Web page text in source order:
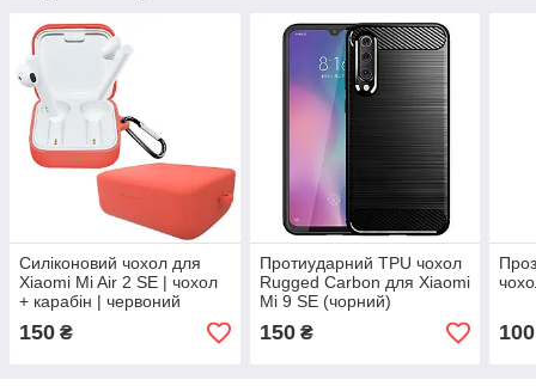
Силіконовий чохол для
Xiaomi Mi Air 2 SE | чохол
+ карабін | червоний
150 ₴
Протиударний TPU чохол
Rugged Carbon для Xiaomi
Mi 9 SE (чорний)
150₴ 100